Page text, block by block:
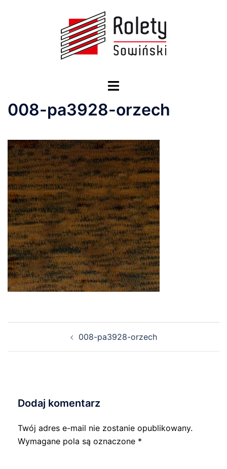
Przełącz
008-pa3928-orzech
008-pa3928-orzech
Dodaj komentarz
Twój adres e-mail nie zostanie opublikowany.
Wymagane pola są oznaczone *